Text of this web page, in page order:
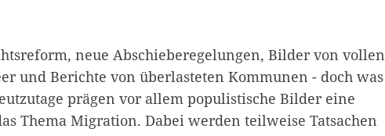
neue Abschieberegelungen, Bilder von vollen
und Berichte von überlasteten Kommunen - doch was
prägen vor allem populistische Bilder eine
Thema Migration. Dabei werden teilweise Tatsachen